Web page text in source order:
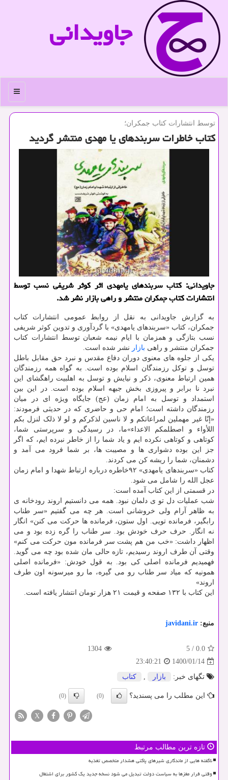
جاویدانی
منو
توسط انتشارات كتاب جمكران؛
كتاب خاطرات سربندهای یا مهدی منتشر گردید
جاویدانی: کتاب سربندهای یامهدی اثر کوثر شریفی نسب توسط
انتشارات کتاب جمکران منتشر و راهی بازار نشر شد.
به گزارش جاویدانی به نقل از روابط عمومی انتشارات کتاب
جمکران، کتاب «سربندهای یامهدی» با گردآوری و تدوین کوثر شریفی
نسب بتازگی و همزمان با ایام نیمه شعبان توسط انتشارات کتاب
جمکران منتشر و راهی بازار نشر شده است.
یکی از جلوه های معنوی دوران دفاع مقدس و نبرد حق مقابل باطل
توسل و توکل رزمندگان اسلام بوده است. به گواه همه رزمندگان
همین ارتباط معنوی، ذکر و نیایش و توسل به اهلبیت راهگشای این
نبرد نا برابر و‍‍ پیروزی بخش جبهه اسلام بوده است. در این بین
استمداد و توسل به امام زمان (عج) جایگاه ویژه ای در میان
رزمندگان داشته است؛ امام حی و حاضری که در حدیثی فرمودند:
«إنّا غیر مهملین لمراعاتکم و لا ناسین لذکرکم و لو لا ذلک لنزل بکم
اللأواء و اصطلمکم الاعداء»ما، در رسیدگی و سرپرستی شما،
کوتاهی و کوتاهی نکرده ایم و یاد شما را از خاطر نبرده ایم، که اگر
جز این بوده دشواری ها و مصیبت ها، بر شما فرود می آمد و
دشمنان، شما را ریشه کن می کردند.
کتاب «سربندهای یامهدی» ۹۲خاطره درباره ارتباط شهدا و امام زمان
عجل الله را شامل می شود.
در قسمتی از این کتاب آمده است:
شب عملیات دل تو ی دلمان نبود. همه می دانستیم اروند رودخانه ی
به ظاهر آرام ولی خروشانی است. هر چه می گفتیم «سر طناب
رابگیر، فرمانده تویی. اول ستون، فرمانده ها حرکت می کنن» انگار
نه انگار. حرف حرف خودش بود. سر طناب را گره زده بود و می
اظهار داشت: «خب من هم پشت سر فرمانده مون حرکت می کنم»
وقتی آن طرف اروند رسیدیم، تازه حالی مان شده بود چه می گوید.
فهمیدیم فرمانده اصلی کی بود. به قول خودش: «فرمانده اصلی
همونیه که میاد سر طناب رو می گیره، ما رو میرسونه اون طرف
اروند»
این کتاب با ۱۳۲ صفحه و قیمت ۲۱ هزار تومان انتشار یافته است.
منبع: javidani.ir
0.0
/
5
1304
1400/01/14
23:40:21
تگهای خبر:
بازار , كتاب
این مطلب را می پسندید؟ (0)
(0)
X
تازه ترین مطالب مرتبط
ناگفته هایی از ماندگاری شیرهای پاکتی هشدار متخصص تغذیه
وقتی فرار مغزها به سیاست دولت تبدیل می شود نسخه جدید یک کشور برای اشتغال